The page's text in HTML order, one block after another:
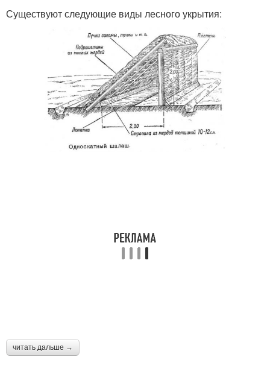
Существуют следующие виды лесного укрытия:
читать дальше →